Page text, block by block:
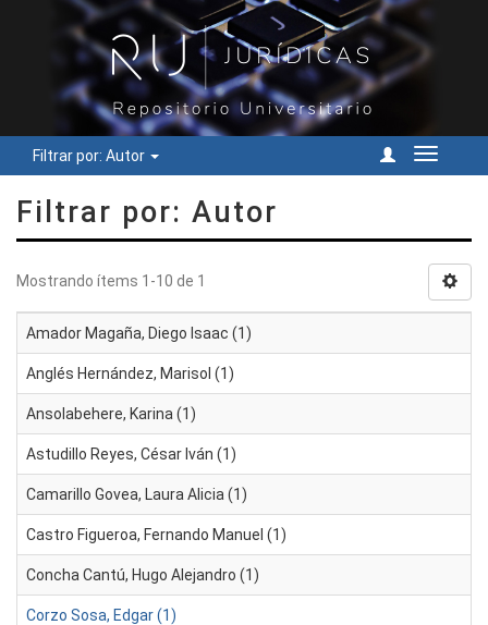
Filtrar por: Autor
Cambiar
Filtrar por: Autor
Mostrando ítems 1-10 de 1
Amador Magaña, Diego Isaac (1)
Anglés Hernández, Marisol (1)
Ansolabehere, Karina (1)
Astudillo Reyes, César Iván (1)
Camarillo Govea, Laura Alicia (1)
Castro Figueroa, Fernando Manuel (1)
Concha Cantú, Hugo Alejandro (1)
Corzo Sosa, Edgar (1)